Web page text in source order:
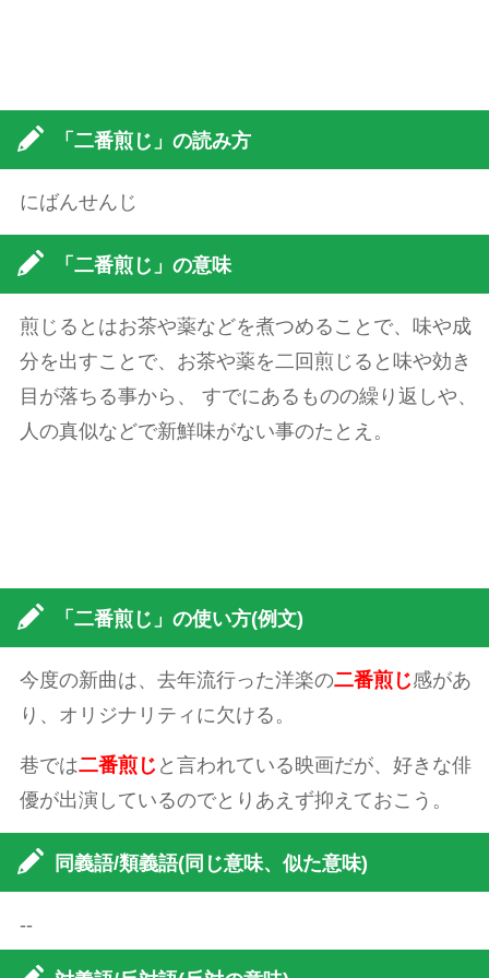
「二番煎じ」の読み方
にばんせんじ
「二番煎じ」の意味
煎じるとはお茶や薬などを煮つめることで、味や成
分を出すことで、お茶や薬を二回煎じると味や効き
目が落ちる事から、 すでにあるものの繰り返しや、
人の真似などで新鮮味がない事のたとえ。
「二番煎じ」の使い方(例文)
今度の新曲は、去年流行った洋楽の二番煎じ感があ
り、オリジナリティに欠ける。
巷では二番煎じ と言われている映画だが、好きな俳
優が出演しているのでとりあえず抑えておこう。
同義語/類義語(同じ意味、似た意味)
--